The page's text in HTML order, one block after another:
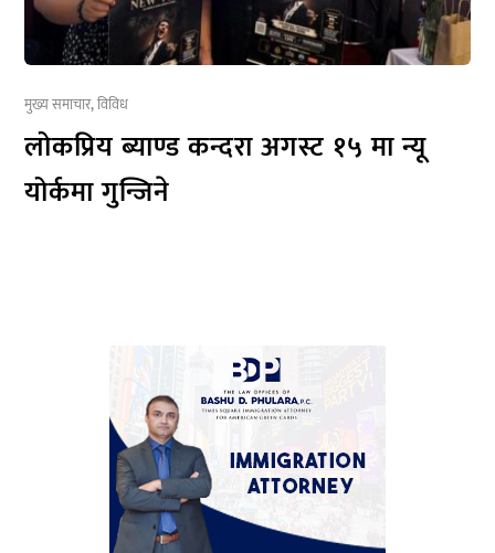
मुख्य समाचार,विविध
लोकप्रिय ब्याण्ड कन्दरा अगस्ट १५ मा न्यू
योर्कमा गुन्जिने